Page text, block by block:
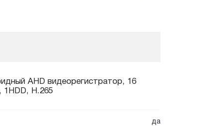
AHD видеорегистратор, 16
1HDD, H.265
да